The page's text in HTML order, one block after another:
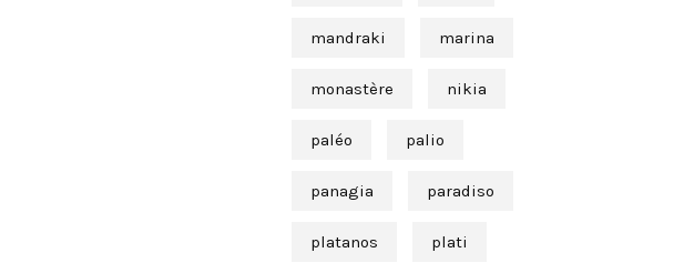
mandraki marina
monastère nikia
paléo palio
panagia paradiso
platanos plati